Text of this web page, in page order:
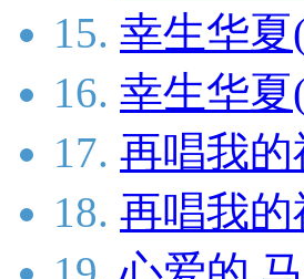
15. 幸生华
16. 幸生华
17. 再唱我的
18. 再唱我